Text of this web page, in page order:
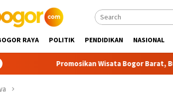
RAYA POLITIK PENDIDIKAN NASIONAL
Promosikan Wisata Bogor Barat, Bupati Bogor: